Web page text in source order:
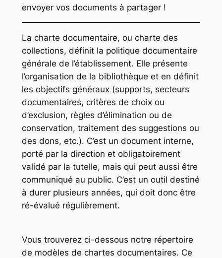
envoyer vos documents à partager !
La charte documentaire, ou charte des
collections, définit la politique documentaire
générale de l’établissement. Elle présente
l’organisation de la bibliothèque et en définit
les objectifs généraux (supports, secteurs
documentaires, critères de choix ou
d’exclusion, règles d’élimination ou de
conservation, traitement des suggestions ou
des dons, etc.). C’est un document interne,
porté par la direction et obligatoirement
validé par la tutelle, mais qui peut aussi être
communiqué au public. C’est un outil destiné
à durer plusieurs années, qui doit donc être
ré-évalué régulièrement.
Vous trouverez ci-dessous notre répertoire
de modèles de chartes documentaires. Ce